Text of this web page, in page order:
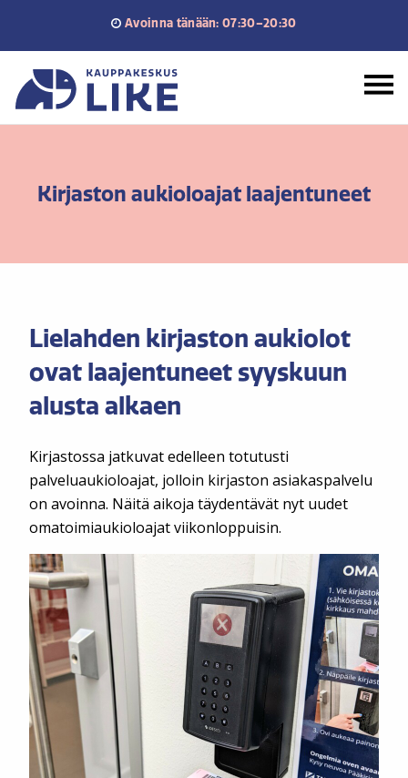
Avoinna tänään: 07:30–20:30
Kirjaston aukioloajat laajentuneet
Lielahden kirjaston aukiolot
ovat laajentuneet syyskuun
alusta alkaen
Kirjastossa jatkuvat edelleen totutusti
palveluaukioloajat, jolloin kirjaston asiakaspalvelu
on avoinna. Näitä aikoja täydentävät nyt uudet
omatoimiaukioloajat viikonloppuisin.